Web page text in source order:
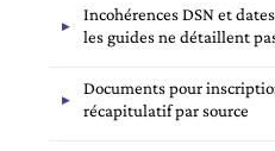
Incohérences DSN et
les guides ne détaillent
Documents pour
récapitulatif par source